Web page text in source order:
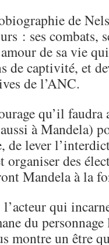
de
: ses combats,
de sa vie
de captivité, et
de l’ANC.
qu’il faudra
à Mandela)
de lever
organiser des
Mandela à la
qui
du
montre un être